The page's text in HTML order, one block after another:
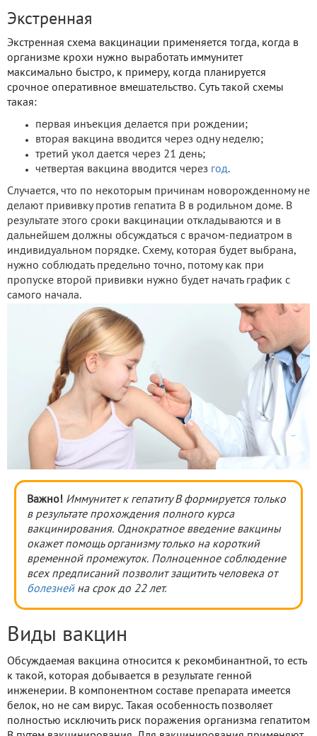
Экстренная
Экстренная схема вакцинации применяется тогда, когда в
организме крохи нужно выработать иммунитет
максимально быстро, к примеру, когда планируется
срочное оперативное вмешательство. Суть такой схемы
такая:
первая инъекция делается при рождении;
вторая вакцина вводится через одну неделю;
третий укол дается через 21 день;
четвертая вакцина вводится через год.
Случается, что по некоторым причинам новорожденному не
делают прививку против гепатита В в родильном доме. В
результате этого сроки вакцинации откладываются и в
дальнейшем должны обсуждаться с врачом-педиатром в
индивидуальном порядке. Схему, которая будет выбрана,
нужно соблюдать предельно точно, потому как при
пропуске второй прививки нужно будет начать график с
самого начала.
Важно! Иммунитет к гепатиту В формируется только
в результате прохождения полного курса
вакцинирования. Однократное введение вакцины
окажет помощь организму только на короткий
временной промежуток. Полноценное соблюдение
всех предписаний позволит защитить человека от
болезнейна срок до 22 лет.
Виды вакцин
Обсуждаемая вакцина относится к рекомбинантной, то есть
к такой, которая добывается в результате генной
инженерии. В компонентном составе препарата имеется
белок, но не сам вирус. Такая особенность позволяет
полностью исключить риск поражения организма гепатитом